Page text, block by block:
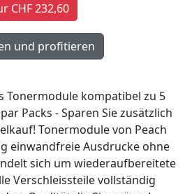
CHF 232,60
Tonermodule kompatibel zu 5
Packs - Sparen Sie zusätzlich
Tonermodule von Peach
einwandfreie Ausdrucke ohne
sich um wiederaufbereitete
Verschleissteile vollständig